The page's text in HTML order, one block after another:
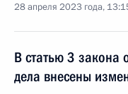
28 апреля 2023 года,
В статью 3 закона
дела внесены